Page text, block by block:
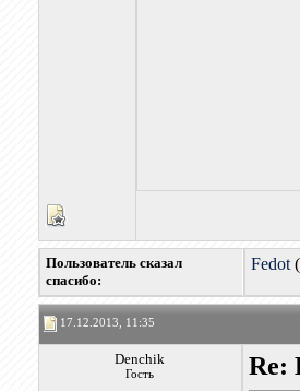
Пользователь сказал
cпасибо:
Fedot
17.12.2013, 11:35
Denchik
Гость
Re: